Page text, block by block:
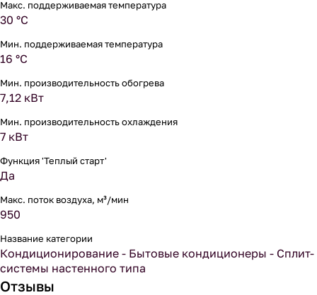
Макс. поддерживаемая температура
30 °С
Мин. поддерживаемая температура
16 °С
Мин. производительность обогрева
7,12 кВт
Мин. производительность охлаждения
7 кВт
Функция 'Теплый старт'
Да
Макс. поток воздуха, м³/мин
950
Название категории
Кондиционирование - Бытовые кондиционеры - Сплит-
системы настенного типа
Отзывы